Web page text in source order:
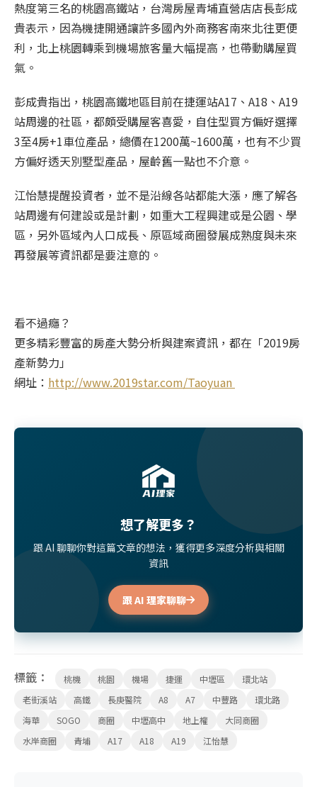
熱度第三名的桃園高鐵站，台灣房屋青埔直營店店長彭成
貴表示，因為機捷開通讓許多國內外商務客南來北往更便
利，北上桃園轉乘到機場旅客量大幅提高，也帶動購屋買
氣。
彭成貴指出，桃園高鐵地區目前在捷運站A17、A18、A19
站周邊的社區，都頗受購屋客喜愛，自住型買方偏好選擇
3至4房+1車位產品，總價在1200萬~1600萬，也有不少買
方偏好透天別墅型產品，屋齡舊一點也不介意。
江怡慧提醒投資者，並不是沿線各站都能大漲，應了解各
站周邊有何建設或是計劃，如重大工程興建或是公園、學
區，另外區域內人口成長、原區域商圈發展成熟度與未來
再發展等資訊都是要注意的。
看不過癮？
更多精彩豐富的房產大勢分析與建案資訊，都在「2019房
產新勢力」
網址： http://www.2019star.com/Taoyuan
想了解更多？
跟 AI 聊聊你對這篇文章的想法，獲得更多深度分析與相關
資訊
跟 AI 理家聊聊
標籤： 桃機 桃園 機場 捷運 中壢區
環北站
老街溪站
高鐵 長庚醫院 A8 A7 中豐路
環北路
海華
SOGO 商圈 中壢高中 地上權
大同商圈
水岸商圈
青埔 A17 A18 A19 江怡慧